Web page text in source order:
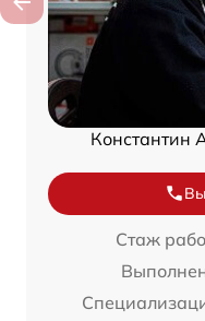
Константин
Стаж